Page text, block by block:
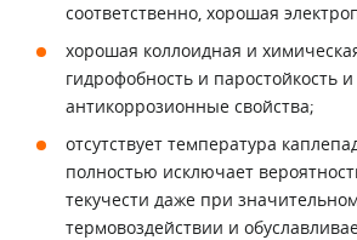
соответственно, хорошая
хорошая коллоидная и
гидрофобность и паростойкость
антикоррозионные свойства;
отсутствует температура
полностью исключает
текучести даже при значительном
термовоздействии и